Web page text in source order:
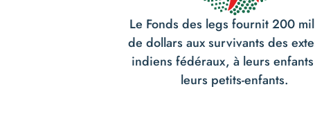
Le Fonds des legs fournit 200
de dollars aux survivants des
indiens fédéraux, à leurs
leurs petits-enfants.